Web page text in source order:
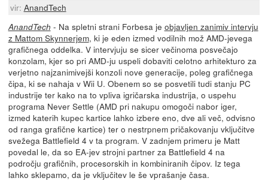
vir: AnandTech
AnandTech - Na spletni strani Forbesa je objavljen zanimiv intervju
z Mattom Skynnerjem, ki je eden izmed vodilnih mož AMD-jevega
grafičnega oddelka. V intervjuju se sicer večinoma posvečajo
konzolam, kjer so pri AMD-ju uspeli dobaviti celotno arhitekturo za
verjetno najzanimivejši konzoli nove generacije, poleg grafičnega
čipa, ki se nahaja v Wii U. Obenem so se posvetili tudi stanju PC
industrije ter kako na to vpliva igričarska industrija, o uspehu
programa Never Settle (AMD pri nakupu omogoči nabor iger,
izmed katerih kupec kartice lahko izbere eno, dve ali več, odvisno
od ranga grafične kartice) ter o nestrpnem pričakovanju vključitve
svežega Battlefield 4 v ta program. V zadnjem primeru je Matt
povedal le, da so EA-jev strojni partner za Battlefield 4 na
področju grafičnih, procesorskih in kombiniranih čipov. Iz tega
lahko sklepamo, da je vključitev le še vprašanje časa.